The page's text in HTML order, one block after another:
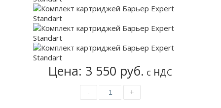
Цена: 3 550 руб. с НДС
- +